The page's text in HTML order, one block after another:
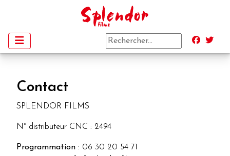
Contact
SPLENDOR FILMS
N° distributeur CNC : 2494
Programmation : 06 30 20 54 71